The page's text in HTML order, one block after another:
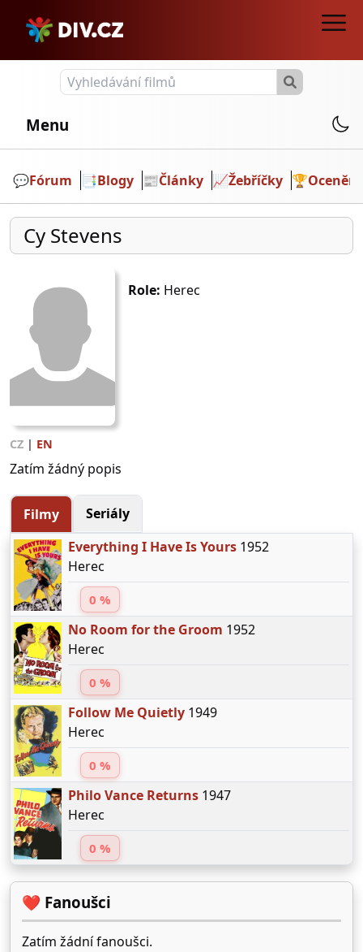
Menu
💬️Fórum 📑Blogy 📰Články 📈Žebříčky 🏆Ocenění
Cy Stevens
Role: Herec
CZ | EN
Zatím žádný popis
Filmy
Seriály
Everything I Have Is Yours1952
Herec
0 %
No Room for the Groom 1952
Herec
0 %
Follow Me Quietly1949
Herec
0 %
Philo Vance Returns1947
Herec
0 %
❤️ Fanoušci
Zatím žádní fanoušci.